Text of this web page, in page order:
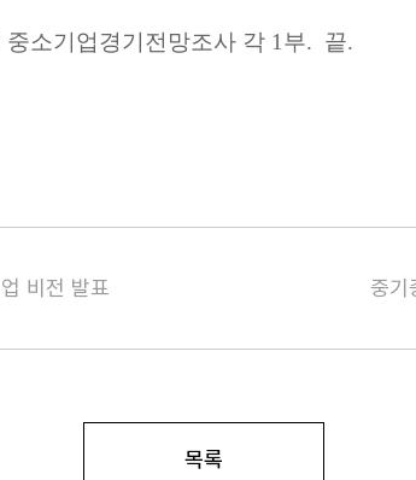
중소기업경기전망조사 각 1 부. 끝.
비전 발표 중기
목록